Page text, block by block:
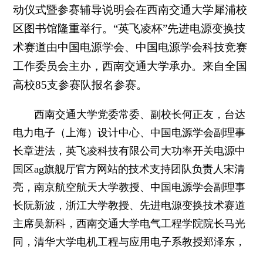
动仪式暨参赛辅导说明会在西南交通大学犀浦校
区图书馆隆重举行。“英飞凌杯”先进电源变换技
术赛道由中国电源学会、中国电源学会科技竞赛
工作委员会主办，西南交通大学承办。来自全国
高校85支参赛队报名参赛。
西南交通大学党委常委、副校长何正友，台达
电力电子（上海）设计中心、中国电源学会副理事
长章进法，英飞凌科技有限公司大功率开关电源中
国区ag旗舰厅官方网站的技术支持团队负责人宋清
亮，南京航空航天大学教授、中国电源学会副理事
长阮新波，浙江大学教授、先进电源变换技术赛道
主席吴新科，西南交通大学电气工程学院院长马光
同，清华大学电机工程与应用电子系教授郑泽东，